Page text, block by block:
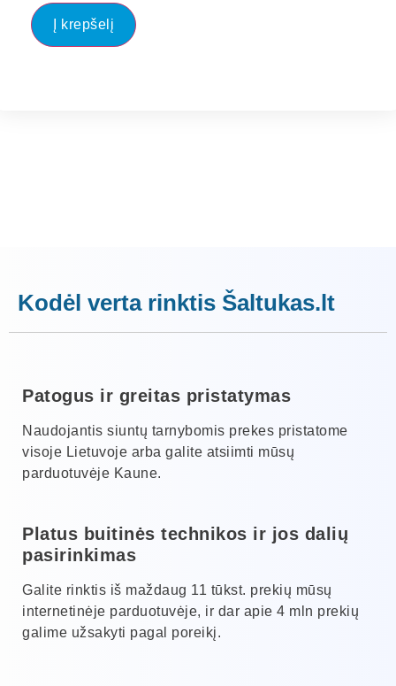
Į krepšelį
Kodėl verta rinktis Šaltukas.lt
Patogus ir greitas pristatymas
Naudojantis siuntų tarnybomis prekes pristatome
visoje Lietuvoje arba galite atsiimti mūsų
parduotuvėje Kaune.
Platus buitinės technikos ir jos dalių
pasirinkimas
Galite rinktis iš maždaug 11 tūkst. prekių mūsų
internetinėje parduotuvėje, ir dar apie 4 mln prekių
galime užsakyti pagal poreikį.